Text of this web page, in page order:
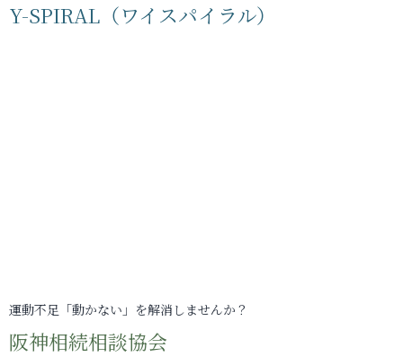
Y-SPIRAL（ワイスパイラル）
運動不足「動かない」を解消しませんか？
阪神相続相談協会